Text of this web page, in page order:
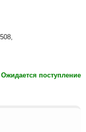
Ожидается поступление